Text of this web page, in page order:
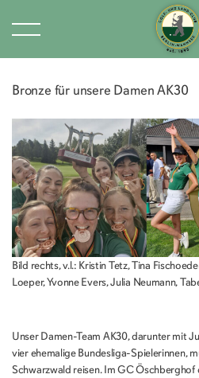
Bronze für unsere Damen AK30
Bild rechts, v.l.: Kristin Tetz, Tina
Loeper, Yvonne Evers, Julia Neumann,
Unser Damen-Team AK30, darunter mit
vier ehemalige Bundesliga-Spielerinnen,
Schwarzwald reisen. Im GC Öschberghof